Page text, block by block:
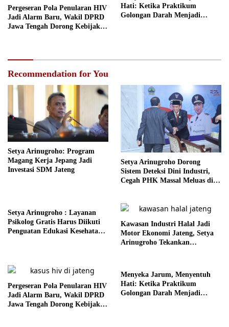
Pergeseran Pola Penularan HIV
Jadi Alarm Baru, Wakil DPRD
Jawa Tengah Dorong Kebijakan
Hati: Ketika Praktikum
Golongan Darah Menjadi
Recommendation for You
Setya Arinugroho: Program
Magang Kerja Jepang Jadi
Investasi SDM Jateng
Setya Arinugroho Dorong
Sistem Deteksi Dini Industri,
Cegah PHK Massal Meluas di
Setya Arinugroho : Layanan
Psikolog Gratis Harus Diikuti
Penguatan Edukasi Kesehatan
Kawasan Industri Halal Jadi
Motor Ekonomi Jateng, Setya
Arinugroho Tekankan
Pergeseran Pola Penularan HIV
Jadi Alarm Baru, Wakil DPRD
Jawa Tengah Dorong Kebijakan
Menyeka Jarum, Menyentuh
Hati: Ketika Praktikum
Golongan Darah Menjadi